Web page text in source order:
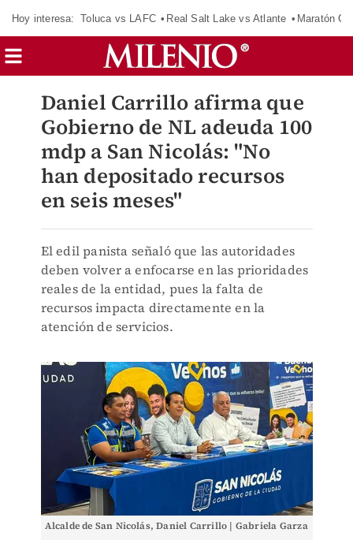
Hoy interesa: Toluca vs LAFC Real Salt Lake vs Atlante Maratón
Daniel Carrillo afirma que
Gobierno de NL adeuda 100
mdp a San Nicolás: "No
han depositado recursos
en seis meses"
El edil panista señaló que las autoridades
deben volver a enfocarse en las prioridades
reales de la entidad, pues la falta de
recursos impacta directamente en la
atención de servicios.
Alcalde de San Nicolás, Daniel Carrillo | Gabriela Garza